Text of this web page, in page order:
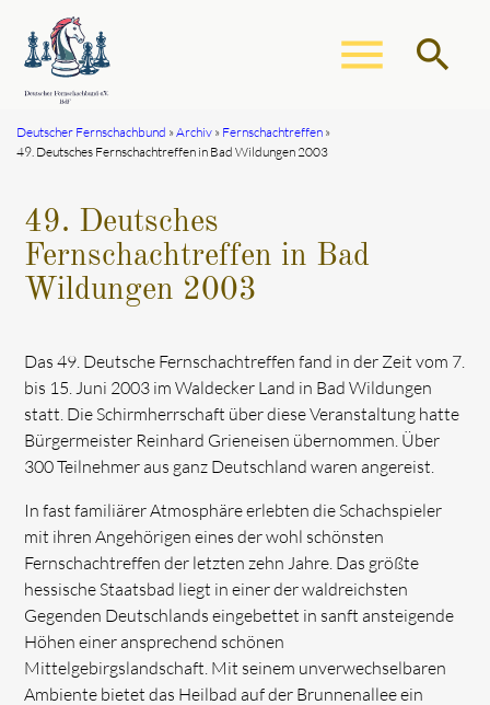
menu search
Deutscher Fernschachbund Archiv
Fernschachtreffen
49. Deutsches Fernschachtreffen in Bad Wildungen 2003
49. Deutsches
Fernschachtreffen in Bad
Wildungen 2003
Das 49. Deutsche Fernschachtreffen fand in der Zeit vom 7.
bis 15. Juni 2003 im Waldecker Land in Bad Wildungen
statt. Die Schirmherrschaft über diese Veranstaltung hatte
Bürgermeister Reinhard Grieneisen übernommen. Über
300 Teilnehmer aus ganz Deutschland waren angereist.
In fast familiärer Atmosphäre erlebten die Schachspieler
mit ihren Angehörigen eines der wohl schönsten
Fernschachtreffen der letzten zehn Jahre. Das größte
hessische Staatsbad liegt in einer der waldreichsten
Gegenden Deutschlands eingebettet in sanft ansteigende
Höhen einer ansprechend schönen
Mittelgebirgslandschaft. Mit seinem unverwechselbaren
Ambiente bietet das Heilbad auf der Brunnenallee ein